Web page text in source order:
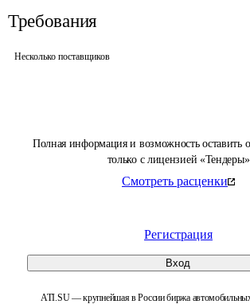
Полная информация и возможность оставить
только с лицензией «Тендеры»
Смотреть расценки
Регистрация
Вход
ATI.SU — крупнейшая в России биржа автомобильных
Требования
Несколько поставщиков